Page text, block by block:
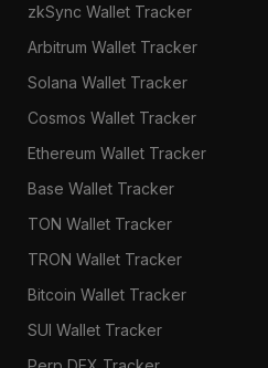
zkSync Wallet Tracker
Arbitrum Wallet Tracker
Solana Wallet Tracker
Cosmos Wallet Tracker
Ethereum Wallet Tracker
Base Wallet Tracker
TON Wallet Tracker
TRON Wallet Tracker
Bitcoin Wallet Tracker
SUI Wallet Tracker